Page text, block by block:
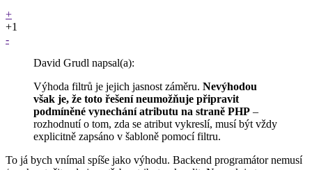
+
+1
-
David Grudl napsal(a):
Výhoda filtrů je jejich jasnost záměru. Nevýhodou
však je, že toto řešení neumožňuje připravit
podmíněné vynechání atributu na straně PHP –
rozhodnutí o tom, zda se atribut vykreslí, musí být vždy
explicitně zapsáno v šabloně pomocí filtru.
To já bych vnímal spíše jako výhodu. Backend programátor nemusí